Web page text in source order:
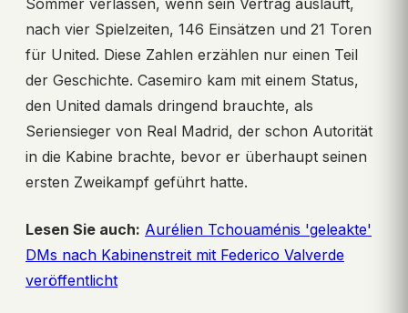
Sommer verlassen, wenn sein Vertrag ausläuft,
nach vier Spielzeiten, 146 Einsätzen und 21 Toren
für United. Diese Zahlen erzählen nur einen Teil
der Geschichte. Casemiro kam mit einem Status,
den United damals dringend brauchte, als
Seriensieger von Real Madrid, der schon Autorität
in die Kabine brachte, bevor er überhaupt seinen
ersten Zweikampf geführt hatte.
Lesen Sie auch: Aurélien Tchouaménis 'geleakte'
DMs nach Kabinenstreit mit Federico Valverde
veröffentlicht